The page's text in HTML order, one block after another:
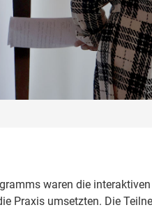
waren die
Praxis umsetzten. Die